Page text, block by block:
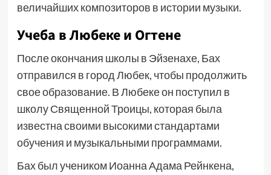
величайших композиторов в истории музыки.
Учеба в Любеке и Огтене
После окончания школы в Эйзенахе, Бах
отправился в город Любек, чтобы продолжить
свое образование. В Любеке он поступил в
школу Священной Троицы, которая была
известна своими высокими стандартами
обучения и музыкальными программами.
Бах был учеником Иоанна Адама Рейнкена,